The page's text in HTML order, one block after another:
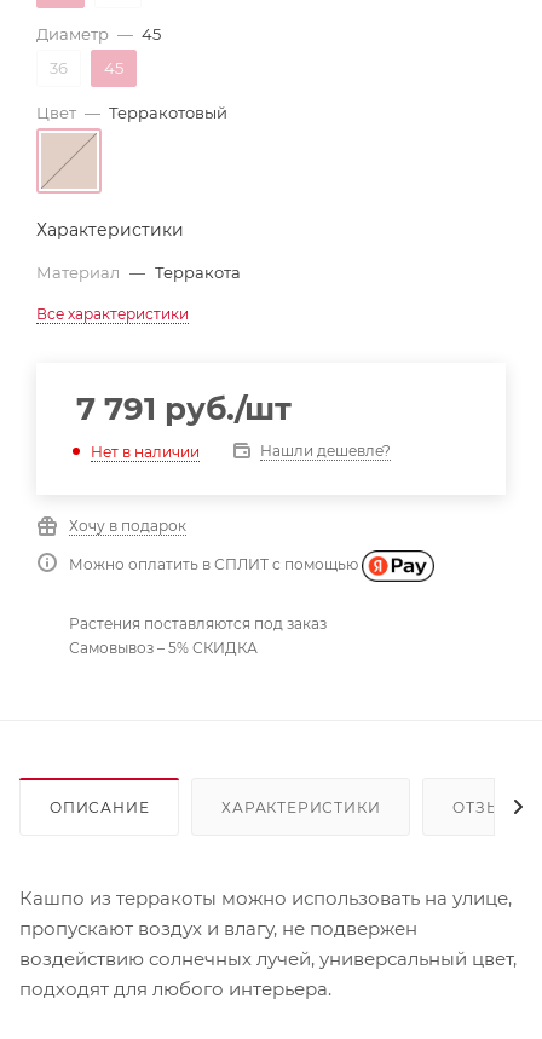
Диаметр — 45
36
45
Цвет — Терракотовый
Характеристики
Материал — Терракота
Все характеристики
7 791 руб./шт
Нет в наличии Нашли дешевле?
Хочу в подарок
Можно оплатить в СПЛИТ с помощью
Растения поставляются под заказ
Самовывоз – 5% СКИДКА
ОПИСАНИЕ ХАРАКТЕРИСТИКИ ОТЗЫВЫ
Кашпо из терракоты можно использовать на улице,
пропускают воздух и влагу, не подвержен
воздействию солнечных лучей, универсальный цвет,
подходят для любого интерьера.